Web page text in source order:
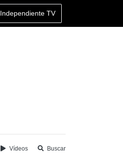
Independiente TV
Vídeos Buscar